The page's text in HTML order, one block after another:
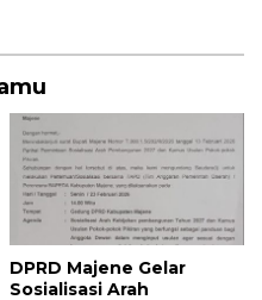
DPRD Majene Gelar
Sosialisasi Arah